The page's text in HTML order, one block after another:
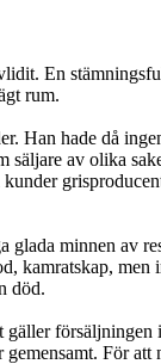
En
rum.
Han hade då
säljare av olika
glada minnen av
kamratskap, men
död.
gäller försäljningen
För att